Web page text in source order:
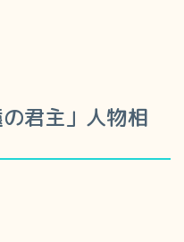
君主」人物相